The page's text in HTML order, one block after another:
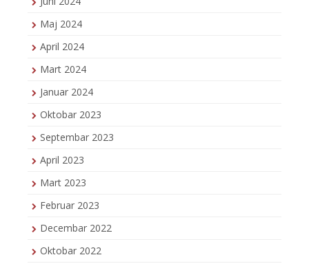
Maj 2024
April 2024
Mart 2024
Januar 2024
Oktobar 2023
Septembar 2023
April 2023
Mart 2023
Februar 2023
Decembar 2022
Oktobar 2022